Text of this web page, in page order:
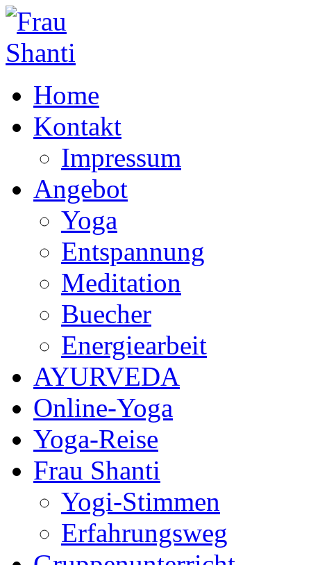
Home
Kontakt
Impressum
Angebot
Yoga
Entspannung
Meditation
Buecher
Energiearbeit
AYURVEDA
Online-Yoga
Yoga-Reise
Frau Shanti
Yogi-Stimmen
Erfahrungsweg